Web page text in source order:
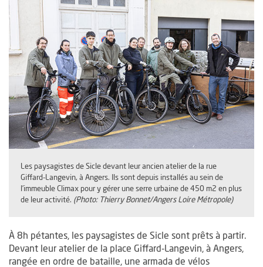
Les paysagistes de Sicle devant leur ancien atelier de la rue
Giffard-Langevin, à Angers. Ils sont depuis installés au sein de
l’immeuble Climax pour y gérer une serre urbaine de 450 m2 en plus
de leur activité. (Photo: Thierry Bonnet/Angers Loire Métropole)
À 8h pétantes, les paysagistes de Sicle sont prêts à partir.
Devant leur atelier de la place Giffard-Langevin, à Angers,
rangée en ordre de bataille, une armada de vélos